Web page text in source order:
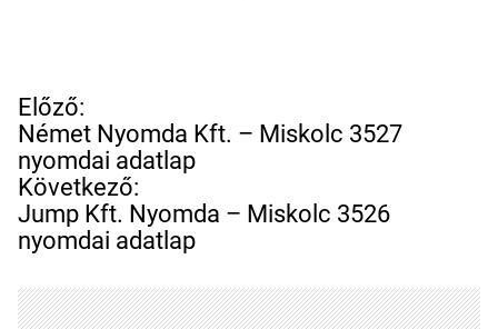
B
e
j
e
g
y
z
é
Előző:
Német Nyomda Kft. – Miskolc 3527
nyomdai adatlap
Következő:
Jump Kft. Nyomda – Miskolc 3526
nyomdai adatlap